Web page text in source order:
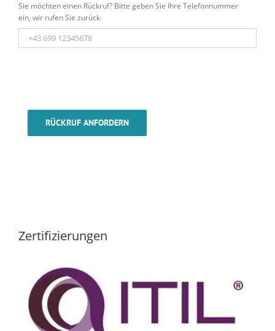
Sie möchten einen Rückruf? Bitte geben Sie Ihre Telefonnummer
ein, wir rufen Sie zurück.
RÜCKRUF ANFORDERN
Zertifizierungen